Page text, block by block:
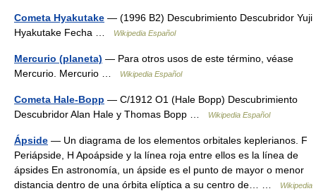
Cometa Hyakutake — (1996 B2) Descubrimiento Descubridor Yuji
Hyakutake Fecha …
Wikipedia Español
Mercurio (planeta) — Para otros usos de este término, véase
Mercurio. Mercurio …
Wikipedia Español
Cometa Hale-Bopp — C/1912 O1 (Hale Bopp) Descubrimiento
Descubridor Alan Hale y Thomas Bopp …
Wikipedia Español
Ápside — Un diagrama de los elementos orbitales keplerianos. F
Periápside, H Apoápside y la línea roja entre ellos es la línea de
ápsides En astronomía, un ápside es el punto de mayor o menor
distancia dentro de una órbita elíptica a su centro de… …
Wikipedia